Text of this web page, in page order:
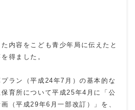
内容をこども青少年局に伝えたと
得ました。
ラン（平成24年7月）の基本的な
育所について平成25年4月に「公
（平成29年6月一部改訂）」を、